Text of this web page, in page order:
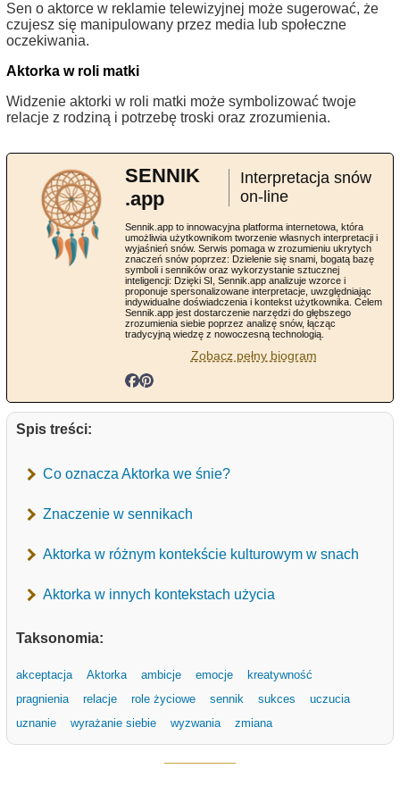
Sen o aktorce w reklamie telewizyjnej może sugerować, że
czujesz się manipulowany przez media lub społeczne
oczekiwania.
Aktorka w roli matki
Widzenie aktorki w roli matki może symbolizować twoje
relacje z rodziną i potrzebę troski oraz zrozumienia.
SENNIK
.app
Interpretacja snów
on-line
Sennik.app to innowacyjna platforma internetowa, która
umożliwia użytkownikom tworzenie własnych interpretacji i
wyjaśnień snów. Serwis pomaga w zrozumieniu ukrytych
znaczeń snów poprzez: Dzielenie się snami, bogatą bazę
symboli i senników oraz wykorzystanie sztucznej
inteligencji: Dzięki SI, Sennik.app analizuje wzorce i
proponuje spersonalizowane interpretacje, uwzględniając
indywidualne doświadczenia i kontekst użytkownika. Celem
Sennik.app jest dostarczenie narzędzi do głębszego
zrozumienia siebie poprzez analizę snów, łącząc
tradycyjną wiedzę z nowoczesną technologią.
Zobacz pełny biogram
Spis treści:
Co oznacza Aktorka we śnie?
Znaczenie w sennikach
Aktorka w różnym kontekście kulturowym w snach
Aktorka w innych kontekstach użycia
Taksonomia:
akceptacja Aktorka ambicje emocje
kreatywność
pragnienia
relacje role życiowe sennik sukces
uczucia
uznanie
wyrażanie siebie wyzwania zmiana